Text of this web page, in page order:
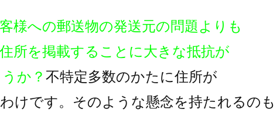
様への郵送物の発送元の問題よりも
所を掲載することに大きな抵抗が
か？ 不特定多数のかたに住所が
けです。そのような懸念を持たれるのも